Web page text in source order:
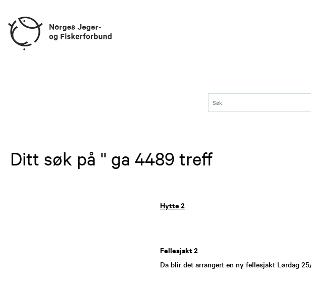
Ditt søk på '' ga 4489 treff
Hytte 2
Fellesjakt 2
Da blir det arrangert en ny fellesjakt Lørdag